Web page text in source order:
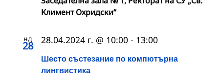
Климент Охридски“
нд
28
Шесто състезание по компютърна
лингвистика
28.04.2024 г. @ 10:00 - 13:00